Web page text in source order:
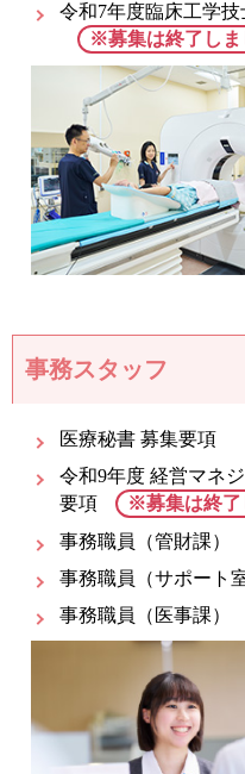
令和7年度臨床工学
※募集は終了しま
事務スタッフ
医療秘書 募集要項
令和9年度 経営マネ
要項
※募集は終了
事務職員（管財課）
事務職員（サポート室
事務職員（医事課）